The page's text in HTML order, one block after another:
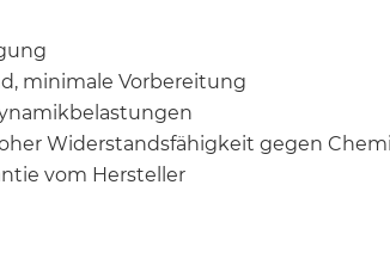
minimale Vorbereitung
Widerstandsfähigkeit gegen
vom Hersteller